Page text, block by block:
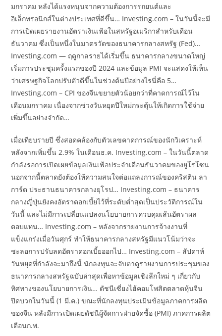
มกราคม หลังได้แรงหนุนจากความต้องการรถยนต์และ
อิเล็กทรอนิกส์ในต่างประเทศที่ดีขึ้น… Investing.com – ในวันนี้จะมี
การเปิดเผยรายงานอัตราเงินเฟ้อในสหรัฐอเมริกาสำหรับเดือน
ธันวาคม ซึ่งเป็นหนึ่งในมาตรวัดของธนาคารกลางสหรัฐ (Fed)…
Investing.com — ฤดูกาลรายได้เริ่มขึ้น ธนาคารกลางขนาดใหญ่
เริ่มการประชุมครั้งแรกของปี 2024 และข้อมูล PMI จะแสดงให้เห็น
ว่าเศรษฐกิจโลกปรับตัวดีขึ้นในช่วงต้นปีอย่างไรนี่คือ 5…
Investing.com – CPI ของจีนขยายตัวน้อยกว่าที่คาดการณ์ไว้ใน
เดือนมกราคม เนื่องจากช่วงวันหยุดปีใหม่กระตุ้นให้เกิดการใช้จ่าย
เพิ่มขึ้นอย่างจำกัด…
เมื่อเทียบรายปี ซึ่งสอดคล้องกับตัวเลขคาดการณ์ของนักวิเคราะห์
หลังจากเพิ่มขึ้น 2.9% ในเดือนธ.ค. Investing.com – ในวันนี้ตลาด
กำลังรอการเปิดเผยข้อมูลเงินเฟ้อประจำเดือนธันวาคมของยูโรโซน
นอกจากนี้ตลาดยังต้องให้ความสนใจต่อแถลงการณ์ของคริสติน ลา
การ์ด ประธานธนาคารกลางยุโรป… Investing.com – ธนาคาร
กลางญี่ปุ่นยังคงอัตราดอกเบี้ยไว้ที่ระดับต่ำสุดเป็นประวัติการณ์ใน
วันนี้ และไม่มีการเปลี่ยนแปลงนโยบายการควบคุมเส้นอัตราผล
ตอบแทน… Investing.com – หลังจากรายงานการจ้างงานที่
แข็งแกร่งเมื่อวันศุกร์ ทำให้ธนาคารกลางสหรัฐมีแนวโน้มว่าจะ
ชะลอการปรับลดอัตราดอกเบี้ยออกไป… Investing.com – สัปดาห์
วันหยุดที่กำลังจะมาถึงนี้ นักลงทุนจะจับตาดูรายงานการประชุมของ
ธนาคารกลางสหรัฐฉบับล่าสุดเพื่อหาข้อมูลเชิงลึกใหม่ ๆ เกี่ยวกับ
ทิศทางของนโยบายการเงิน… ดัชนีเซี่ยงไฮ้คอมโพสิตตลาดหุ้นจีน
ปิดบวกในวันนี้ (1 มี.ค.) ขณะที่นักลงทุนประเมินข้อมูลภาคการผลิต
ของจีน หลังมีการเปิดเผยดัชนีผู้จัดการฝ่ายจัดซื้อ (PMI) ภาคการผลิต
เดือนก.พ.